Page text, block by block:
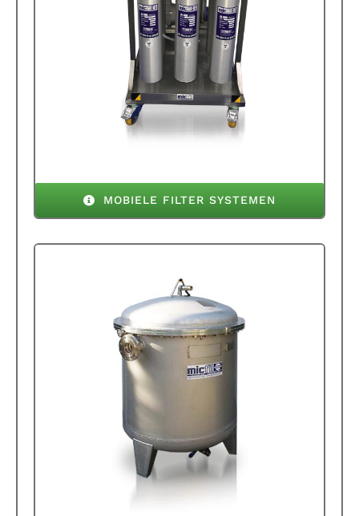
MOBIELE FILTER SYSTEMEN